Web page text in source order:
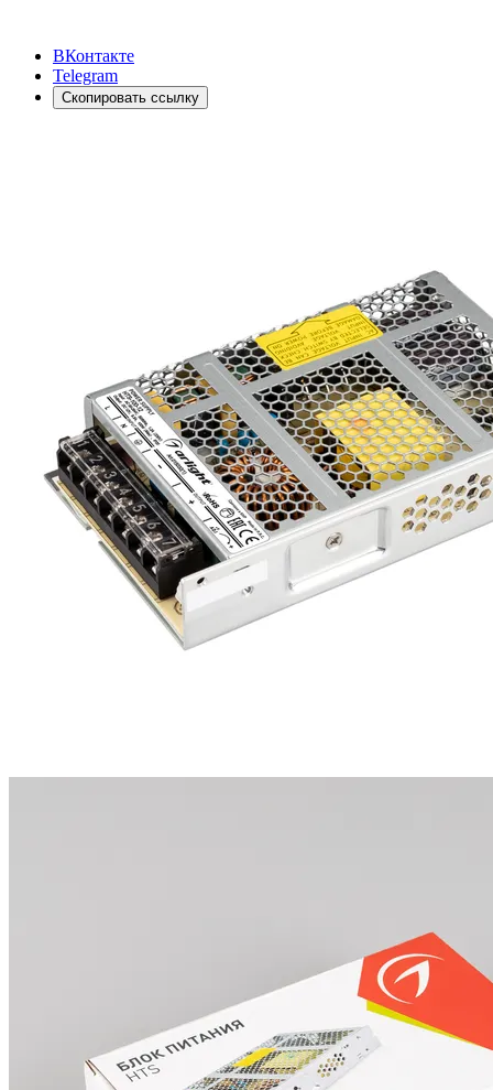
ВКонтакте
Telegram
Скопировать ссылку